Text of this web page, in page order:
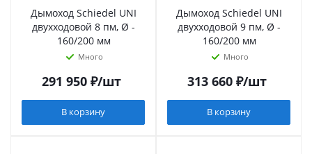
Дымоход Schiedel UNI
двухходовой 8 пм, Ø -
160/200 мм
Много
291 950₽/шт
В корзину
Дымоход Schiedel UNI
двухходовой 9 пм, Ø -
160/200 мм
Много
313 660₽/шт
В корзину